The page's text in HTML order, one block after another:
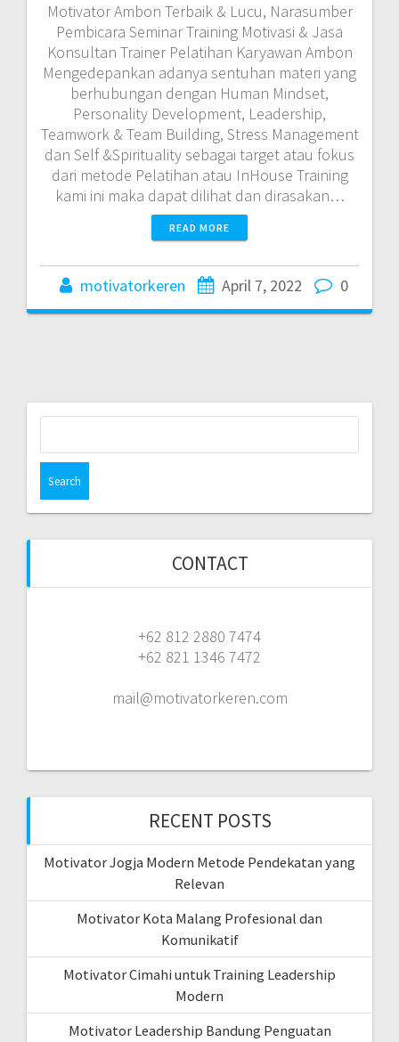
Motivator Ambon Terbaik & Lucu, Narasumber
Pembicara Seminar Training Motivasi & Jasa
Konsultan Trainer Pelatihan Karyawan Ambon
Mengedepankan adanya sentuhan materi yang
berhubungan dengan Human Mindset,
Personality Development, Leadership,
Teamwork & Team Building, Stress Management
dan Self &Spirituality sebagai target atau fokus
dari metode Pelatihan atau InHouse Training
kami ini maka dapat dilihat dan dirasakan…
READ MORE
motivatorkeren April 7, 2022 0
CONTACT
+62 812 2880 7474
+62 821 1346 7472
mail@motivatorkeren.com
RECENT POSTS
Motivator Jogja Modern Metode Pendekatan yang
Relevan
Motivator Kota Malang Profesional dan
Komunikatif
Motivator Cimahi untuk Training Leadership
Modern
Motivator Leadership Bandung Penguatan